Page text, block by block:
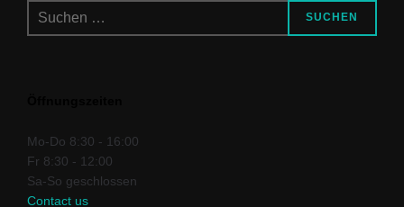
Suchen
SUCHEN
Mo-Do 8:30 - 16:00
Fr 8:30 - 12:00
Sa-So geschlossen
Contact us